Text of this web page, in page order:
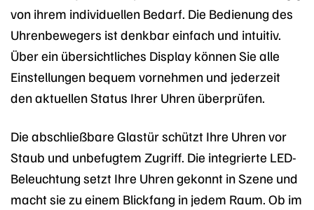
von ihrem individuellen Bedarf. Die Bedienung des
Uhrenbewegers ist denkbar einfach und intuitiv.
Über ein übersichtliches Display können Sie alle
Einstellungen bequem vornehmen und jederzeit
den aktuellen Status Ihrer Uhren überprüfen.
Die abschließbare Glastür schützt Ihre Uhren vor
Staub und unbefugtem Zugriff. Die integrierte LED-
Beleuchtung setzt Ihre Uhren gekonnt in Szene und
macht sie zu einem Blickfang in jedem Raum. Ob im